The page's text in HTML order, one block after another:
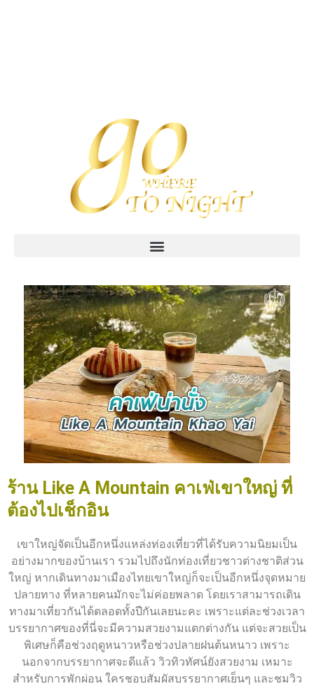
ร้าน Like A Mountain คาเฟ่เขาใหญ่ ที่
ต้องไปเช็กอิน
เขาใหญ่จัดเป็นอีกหนึ่งแหล่งท่องเที่ยวที่ได้รับความนิยมเป็น
อย่างมากของบ้านเรา รวมไปถึงนักท่องเที่ยวชาวต่างชาติส่วน
ใหญ่ หากเดินทางมาเมืองไทยเขาใหญ่ก็จะเป็นอีกหนึ่งจุดหมาย
ปลายทาง ที่หลายคนมักจะไม่ค่อยพลาด โดยเราสามารถเดิน
ทางมาเที่ยวกันได้ตลอดทั้งปีกันเลยนะคะ เพราะแต่ละช่วงเวลา
บรรยากาศของที่นี่จะมีความสวยงามแตกต่างกัน แต่จะสวยเป็น
พิเศษก็คือช่วงฤดูหนาวหรือช่วงปลายฝนต้นหนาว เพราะ
นอกจากบรรยากาศจะดีแล้ว วิวทิวทัศน์ยังสวยงาม เหมาะ
สำหรับการพักผ่อน ใครชอบสัมผัสบรรยากาศเย็นๆ และชมวิว